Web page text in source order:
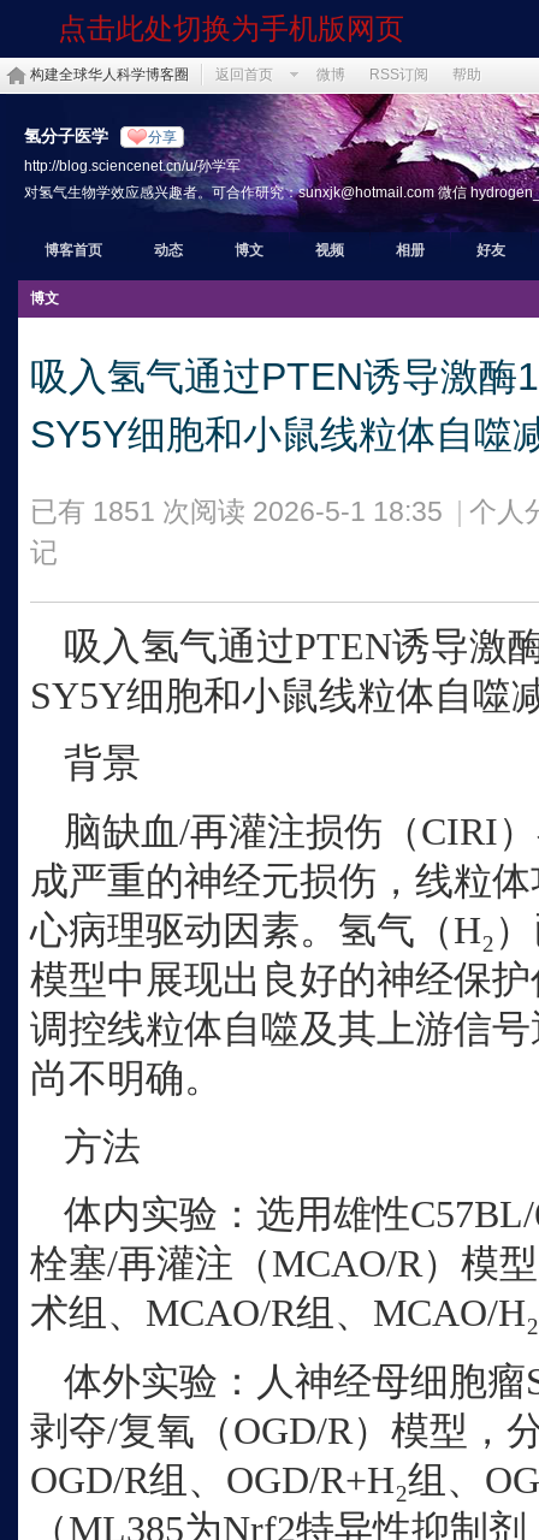
点击此处切换为手机版网页
构建全球华人科学博客圈 返回首页 微博 RSS订阅 帮助
氢分子医学 分享
http://blog.sciencenet.cn/u/孙学军
对氢气生物学效应感兴趣者。可合作研究：sunxjk@hotmail.com 微信
博客首页 动态 博文 视频 相册 好友
博文
吸入氢气通过PTEN诱导激酶
SY5Y细胞和小鼠线粒体自噬
已有 1851 次阅读 2026-5-1 18:35
个人
记
吸入氢气通过PTEN诱导激
SY5Y细胞和小鼠线粒体自噬
背景
脑缺血/再灌注损伤（CIRI
成严重的神经元损伤，线粒
心病理驱动因素。氢气（H₂
模型中展现出良好的神经保
调控线粒体自噬及其上游信
尚不明确。
方法
体内实验：选用雄性
栓塞/再灌注（MCAO/R）模
术组、MCAO/R组、MCAO/
体外实验：人神经母细胞瘤
剥夺/复氧（OGD/R）模型，
OGD/R组、OGD/R+H₂组、
（ML385为Nrf2特异性抑制